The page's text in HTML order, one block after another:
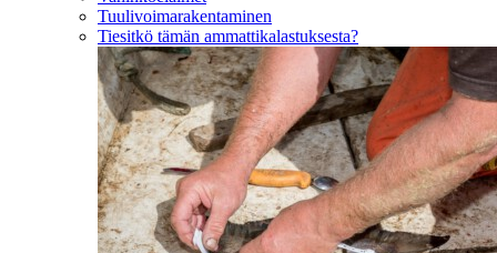
Tuulivoimarakentaminen
Tiesitkö tämän ammattikalastuksesta?